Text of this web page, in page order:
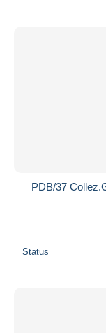
PDB/37
Status